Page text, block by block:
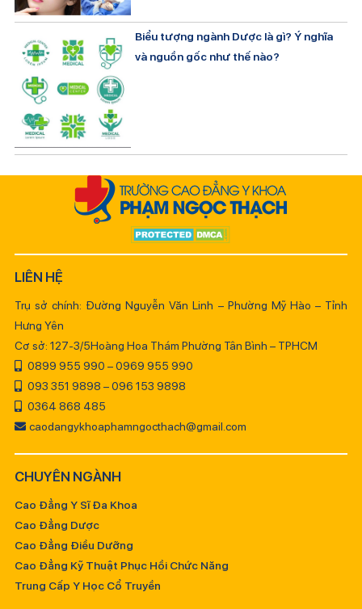
Biểu tượng ngành Dược là gì? Ý nghĩa
và nguồn gốc như thế nào?
LIÊN HỆ
Trụ sở chính: Đường Nguyễn Văn Linh – Phường Mỹ Hào – Tỉnh
Hưng Yên
Cơ sở: 127-3/5Hoàng Hoa Thám Phường Tân Bình – TPHCM
0899 955 990 – 0969 955 990
093 351 9898 – 096 153 9898
0364 868 485
caodangykhoaphamngocthach@gmail.com
CHUYÊN NGÀNH
Cao Đẳng Y Sĩ Đa Khoa
Cao Đẳng Dược
Cao Đẳng Điều Dưỡng
Cao Đẳng Kỹ Thuật Phục Hồi Chức Năng
Trung Cấp Y Học Cổ Truyền